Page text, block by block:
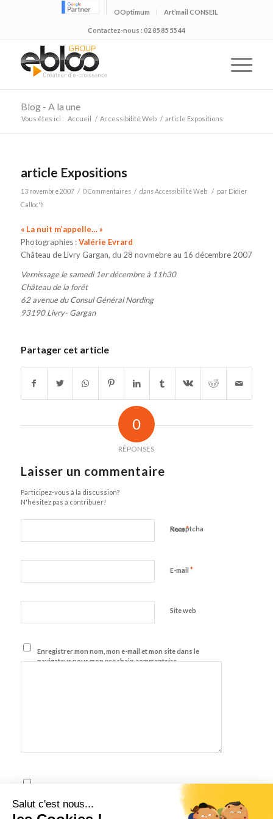
OOptimum Art’mail CONSEIL
Contactez-nous : 02 85 85 55 44
Blog - A la une
Vous êtes ici : Accueil / Accessibilité Web / article Expositions
article Expositions
13 novembre 2007 / 0 Commentaires / dansAccessibilité Web / par Didier
Calloc'h
« La nuit m’appelle… »
Photographies :Valérie Evrard
Château de Livry Gargan, du 28 novmebre au 16 décembre 2007
Vernissage le samedi 1er décembre à 11h30
Château de la forêt
62 avenue du Consul Général Nording
93190 Livry- Gargan
Partager cet article
0
RÉPONSES
Laisser un commentaire
Participez-vous à la discussion?
N'hésitez pas à contribuer!
Nom*
E-mail *
Site web
Enregistrer mon nom, mon e-mail et mon site dans le
navigateur pour mon prochain commentaire.
J'accepte les termes et conditions énoncés dans la
Recaptcha
Salut c'est nous...